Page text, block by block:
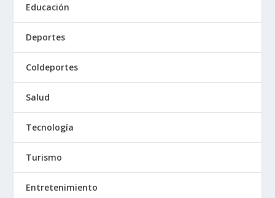
Educación
Deportes
Coldeportes
Salud
Tecnología
Turismo
Entretenimiento